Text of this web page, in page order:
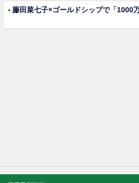
藤田菜七子×ゴールドシップで「1000